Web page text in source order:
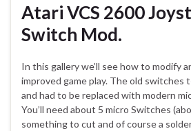
Atari VCS 2600
Switch Mod.
In this gallery we’ll see how to modify
improved game play. The old switches
and had to be replaced with modern
You’ll need about 5 micro Switches
something to cut and of course a